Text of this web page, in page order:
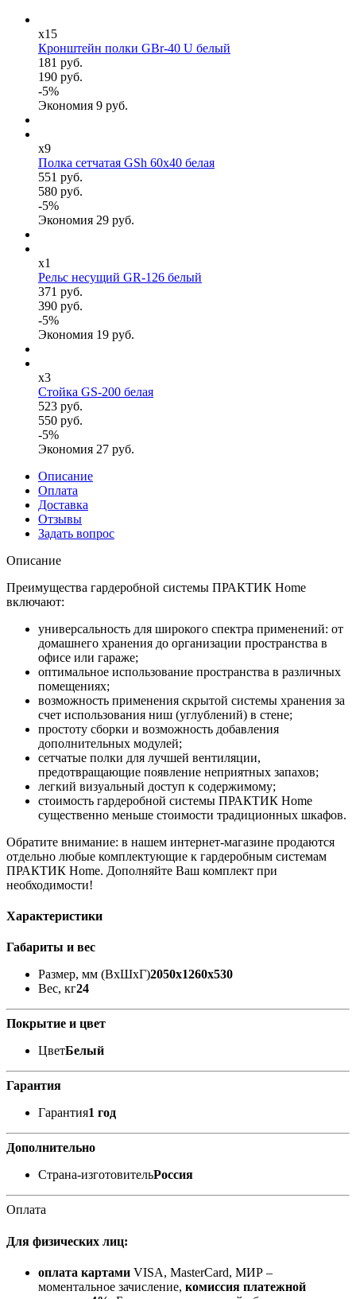
x15
Кронштейн полки GBr-40 U белый
181 руб.
190 руб.
-5%
Экономия 9 руб.
x9
Полка сетчатая GSh 60х40 белая
551 руб.
580 руб.
-5%
Экономия 29 руб.
x1
Рельс несущий GR-126 белый
371 руб.
390 руб.
-5%
Экономия 19 руб.
x3
Стойка GS-200 белая
523 руб.
550 руб.
-5%
Экономия 27 руб.
Описание
Оплата
Доставка
Отзывы
Задать вопрос
Описание
Преимущества гардеробной системы ПРАКТИК Home
включают:
универсальность для широкого спектра применений: от
домашнего хранения до организации пространства в
офисе или гараже;
оптимальное использование пространства в различных
помещениях;
возможность применения скрытой системы хранения за
счет использования ниш (углублений) в стене;
простоту сборки и возможность добавления
дополнительных модулей;
сетчатые полки для лучшей вентиляции,
предотвращающие появление неприятных запахов;
легкий визуальный доступ к содержимому;
стоимость гардеробной системы ПРАКТИК Home
существенно меньше стоимости традиционных шкафов.
Обратите внимание: в нашем интернет-магазине продаются
отдельно любые комплектующие к гардеробным системам
ПРАКТИК Home. Дополняйте Ваш комплект при
необходимости!
Характеристики
Габариты и вес
Размер, мм (ВхШхГ)2050x1260x530
Вес, кг24
Покрытие и цвет
ЦветБелый
Гарантия
Гарантия1 год
Дополнительно
Страна-изготовительРоссия
Оплата
Для физических лиц:
оплата картами VISA, MasterCard, МИР –
моментальное зачисление, комиссия платежной